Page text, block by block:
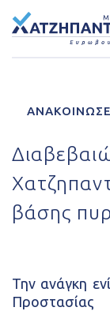
ΟΙ ΘΕΣΕΙΣ
ΤΟ ΕΡΓΟ ΜΟΥ
ΤΟ ΟΡΑΜΑ
Multimedia
βάσης
Την ανάγκη